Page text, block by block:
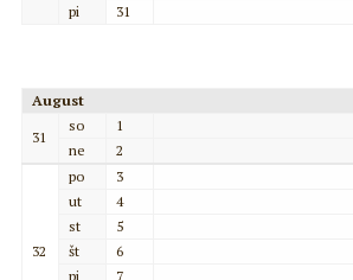
pi
31
August
31
so
1
ne
2
32
po
3
ut
4
st
5
št
6
pi
7